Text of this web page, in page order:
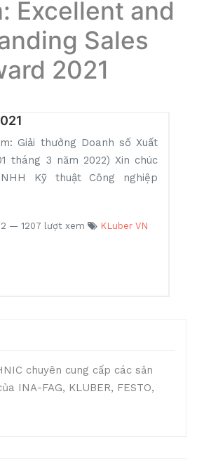
Excellent and
Sales
2021
Giải thưởng Doanh số Xuất
tháng 3 năm 2022) Xin chúc
Kỹ thuật Công nghiệp
— 1207 lượt xem
KLuber VN
chuyên cung cấp các sản
INA-FAG, KLUBER, FESTO,